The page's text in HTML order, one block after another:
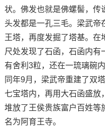
状。佛发也就是佛螺髻，传
头发都是一孔三毛。梁武帝
王塔，再度发掘了塔基。
尺处发现了石函，石函内
有舍利3粒，还在一琉璃碗
同年9月，梁武帝重建了双
七宝塔内，再用大石函盛放
堆放了王侯贵族富户百姓等
名为阿育王寺。